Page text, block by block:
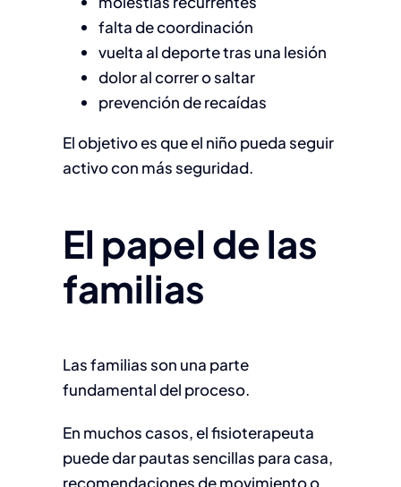
falta de coordinación
vuelta al deporte tras una lesión
dolor al correr o saltar
prevención de recaídas
El objetivo es que el niño pueda seguir
activo con más seguridad.
El papel de las
familias
Las familias son una parte
fundamental del proceso.
En muchos casos, el fisioterapeuta
puede dar pautas sencillas para casa,
recomendaciones de movimiento o